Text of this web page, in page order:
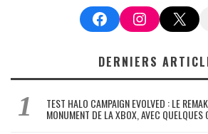
FacebookInstagram
X
DERNIERS
TEST HALO CAMPAIGN EVOLVED : LE
MONUMENT DE LA XBOX, AVEC QUELQUES